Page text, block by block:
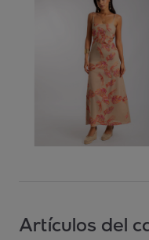
Artículos del